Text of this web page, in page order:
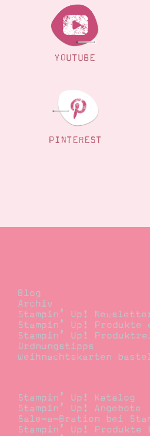
YOUTUBE
PINTEREST
Blog
Archiv
Stampin’ Up!
Stampin’ Up!
Stampin’ Up!
Ordnungstipps
Weihnachtskarten
Stampin’ Up! Katalog
Stampin’ Up! Angebote
Sale-a-Bration bei
Stampin’ Up! Produkte